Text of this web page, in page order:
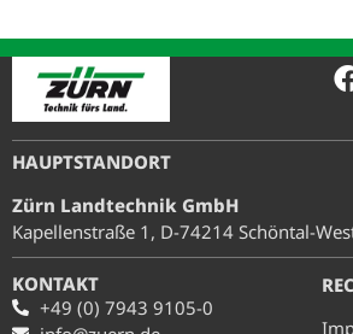
HAUPTSTANDORT
Zürn Landtechnik GmbH
Kapellenstraße 1, D-74214 Schöntal-
KONTAKT
+49 (0) 7943 9105-0